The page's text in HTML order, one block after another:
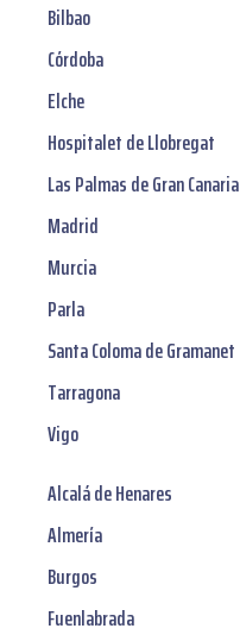
Bilbao
Córdoba
Elche
Hospitalet de Llobregat
Las Palmas de Gran Canaria
Madrid
Murcia
Parla
Santa Coloma de Gramanet
Tarragona
Vigo
Alcalá de Henares
Almería
Burgos
Fuenlabrada